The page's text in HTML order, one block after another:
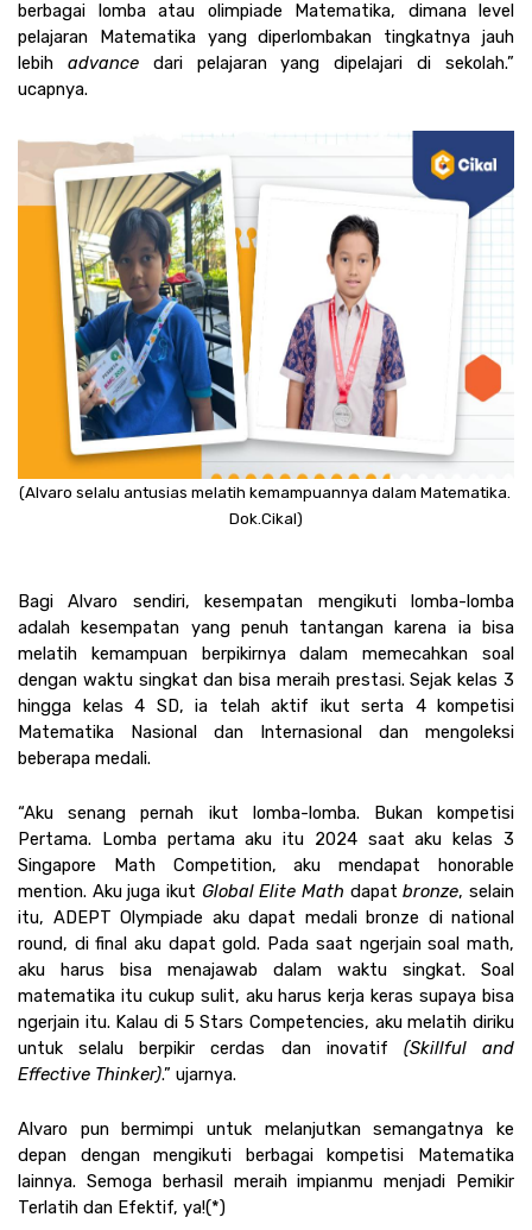
berbagai lomba atau olimpiade Matematika, dimana level
pelajaran Matematika yang diperlombakan tingkatnya jauh
lebih advance dari pelajaran yang dipelajari di sekolah.”
ucapnya.
(Alvaro selalu antusias melatih kemampuannya dalam Matematika.
Dok.Cikal)
Bagi Alvaro sendiri, kesempatan mengikuti lomba-lomba
adalah kesempatan yang penuh tantangan karena ia bisa
melatih kemampuan berpikirnya dalam memecahkan soal
dengan waktu singkat dan bisa meraih prestasi. Sejak kelas 3
hingga kelas 4 SD, ia telah aktif ikut serta 4 kompetisi
Matematika Nasional dan Internasional dan mengoleksi
beberapa medali.
“Aku senang pernah ikut lomba-lomba. Bukan kompetisi
Pertama. Lomba pertama aku itu 2024 saat aku kelas 3
Singapore Math Competition, aku mendapat honorable
mention. Aku juga ikut Global Elite Math dapat bronze, selain
itu, ADEPT Olympiade aku dapat medali bronze di national
round, di final aku dapat gold. Pada saat ngerjain soal math,
aku harus bisa menajawab dalam waktu singkat. Soal
matematika itu cukup sulit, aku harus kerja keras supaya bisa
ngerjain itu. Kalau di 5 Stars Competencies, aku melatih diriku
untuk selalu berpikir cerdas dan inovatif (Skillful and
Effective Thinker).” ujarnya.
Alvaro pun bermimpi untuk melanjutkan semangatnya ke
depan dengan mengikuti berbagai kompetisi Matematika
lainnya. Semoga berhasil meraih impianmu menjadi Pemikir
Terlatih dan Efektif, ya!(*)